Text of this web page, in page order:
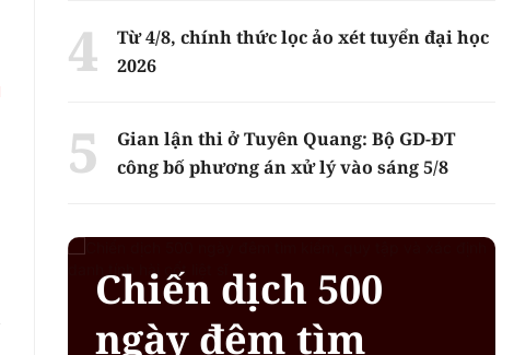
Từ 4/8, chính thức lọc ảo xét tuyển đại học
2026
Gian lận thi ở Tuyên Quang: Bộ GD-ĐT
công bố phương án xử lý vào sáng 5/8
Chiến dịch 500
ngày đêm tìm